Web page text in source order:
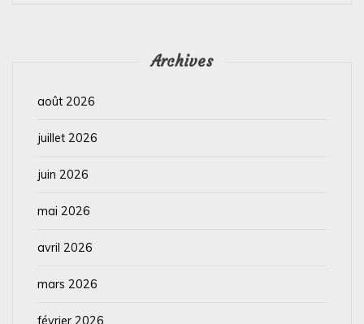
Archives
août 2026
juillet 2026
juin 2026
mai 2026
avril 2026
mars 2026
février 2026